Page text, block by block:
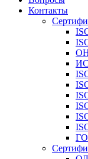
Контакты